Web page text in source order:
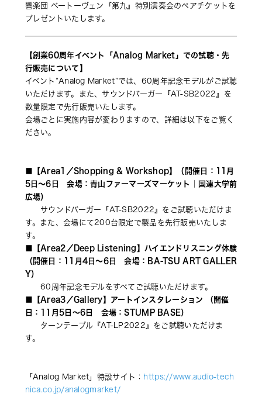
響楽団 ベートーヴェン『第九』特別演奏会のペアチケットを
プレゼントいたします。
【創業60周年イベント「Analog Market」での試聴・先
行販売について】
イベント”Analog Market”では、60周年記念モデルがご試聴
いただけます。また、サウンドバーガー『AT-SB2022』を
数量限定で先行販売いたします。
会場ごとに実施内容が変わりますので、詳細は以下をご覧く
ださい。
■【Area1／Shopping & Workshop】（開催日：11月
5日～6日　会場：青山ファーマーズマーケット｜国連大学前
広場）
サウンドバーガー『AT-SB2022』をご試聴いただけま
す。また、会場にて200台限定で製品を先行販売いたしま
す。
■【Area2／Deep Listening】ハイエンドリスニング体験
（開催日：11月4日～6日　会場：BA-TSU ART GALLER
Y）
60周年記念モデルをすべてご試聴いただけます。
■【Area3／Gallery】アートインスタレーション （開催
日：11月5日～6日　会場：STUMP BASE）
ターンテーブル『AT-LP2022』をご試聴いただけま
す。
「Analog Market」特設サイト： https://www.audio-tech
nica.co.jp/analogmarket/